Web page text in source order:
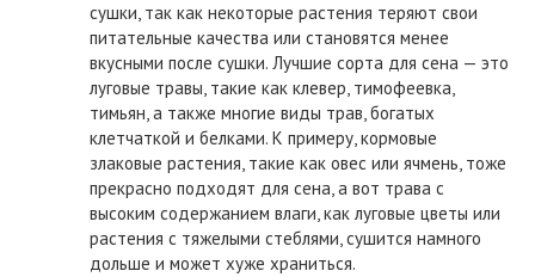
сушки, так как некоторые растения теряют свои
питательные качества или становятся менее
вкусными после сушки. Лучшие сорта для сена — это
луговые травы, такие как клевер, тимофеевка,
тимьян, а также многие виды трав, богатых
клетчаткой и белками. К примеру, кормовые
злаковые растения, такие как овес или ячмень, тоже
прекрасно подходят для сена, а вот трава с
высоким содержанием влаги, как луговые цветы или
растения с тяжелыми стеблями, сушится намного
дольше и может хуже храниться.